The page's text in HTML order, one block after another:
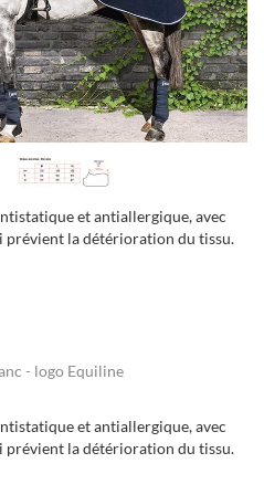
et antiallergique, avec
la détérioration du tissu.
- logo Equiline
et antiallergique, avec
la détérioration du tissu.